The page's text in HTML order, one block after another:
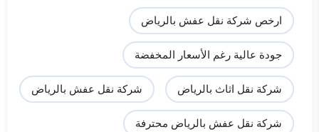
ارخص شركة نقل عفش بالرياض
جودة عالية رغم الأسعار المخفضة
شركة نقل اثاث بالرياض شركة نقل عفش بالرياض
شركة نقل عفش بالرياض محترفة